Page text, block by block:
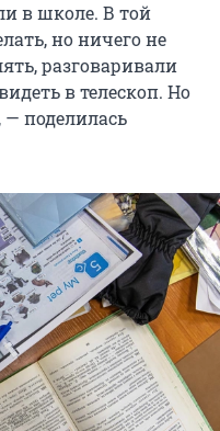
в школе. В той
но ничего не
разговаривали
в телескоп. Но
поделилась